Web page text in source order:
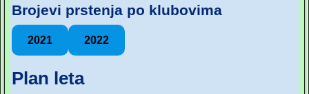
Brojevi prstenja po klubovima
2021 2022
Plan leta